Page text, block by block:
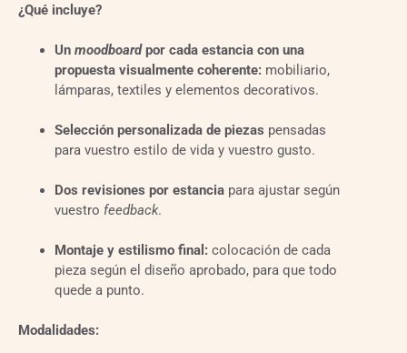
¿Qué incluye?
Un moodboardpor cada estancia con una
propuesta visualmente coherente: mobiliario,
lámparas, textiles y elementos decorativos.
Selección personalizada de piezas pensadas
para vuestro estilo de vida y vuestro gusto.
Dos revisiones por estancia para ajustar según
vuestro feedback.
Montaje y estilismo final: colocación de cada
pieza según el diseño aprobado, para que todo
quede a punto.
Modalidades: